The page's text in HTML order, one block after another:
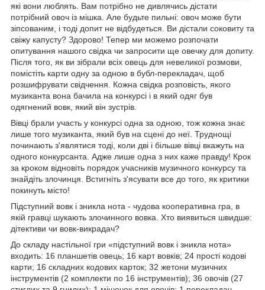
які вони люблять. Вам потрібно не дивлячись дістати
потрібний овоч із мішка. Але будьте пильні: овоч може бути
зіпсованим, і тоді допит не відбудеться. Ви дістали соковиту та
свіжу капусту? Здорово! Тепер ми можемо розпочати
опитування нашого свідка чи запросити ще овечку для допиту.
Після того, як ви зібрали всіх овець для невеликої розмови,
помістіть карти одну за одною в бубл-перекладач, щоб
розшифрувати свідчення. Кожна свідка розповість, якого
музиканта вона бачила на конкурсі і в який одяг був
одягнений вовк, який він зустрів.
Вівці брали участь у конкурсі одна за одною, тож кожна знає
лише того музиканта, який був на сцені до неї. Труднощі
починають з'являтися тоді, коли дві і більше вівці вкажуть на
одного конкурсанта. Адже лише одна з них каже правду! Крок
за кроком відновіть порядок учасників музичного конкурсу та
знайдіть злочинця. Встигніть з'ясувати все до того, як критики
покинуть місто!
Підступний вовк і зникла нота - чудова кооперативна гра, в
якій гравці шукають злочинного вовка. Хто виявиться швидше:
дітективи чи вовк-викрадач?
До складу настільної гри «підступний вовк і зникла нота»
входить: 16 планшетів овець; 16 карт вовків; 24 прості кодові
карти; 16 складних кодових карток; 32 жетони музичних
інструментів (2 комплекти по 16 інструментів); 36 овочів (27